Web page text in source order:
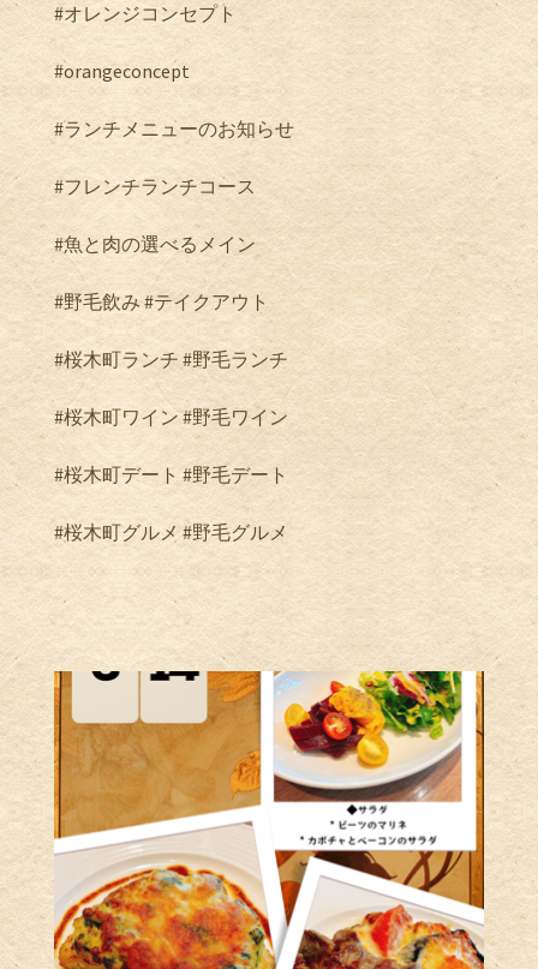
#オレンジコンセプト
#orangeconcept
#ランチメニューのお知らせ
#フレンチランチコース
#魚と肉の選べるメイン
#野毛飲み #テイクアウト
#桜木町ランチ #野毛ランチ
#桜木町ワイン #野毛ワイン
#桜木町デート #野毛デート
#桜木町グルメ #野毛グルメ